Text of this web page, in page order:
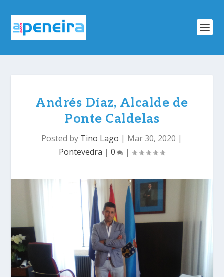
Andrés Díaz, Alcalde de
Ponte Caldelas
Posted by Tino Lago | Mar 30, 2020 |
Pontevedra | 0 |